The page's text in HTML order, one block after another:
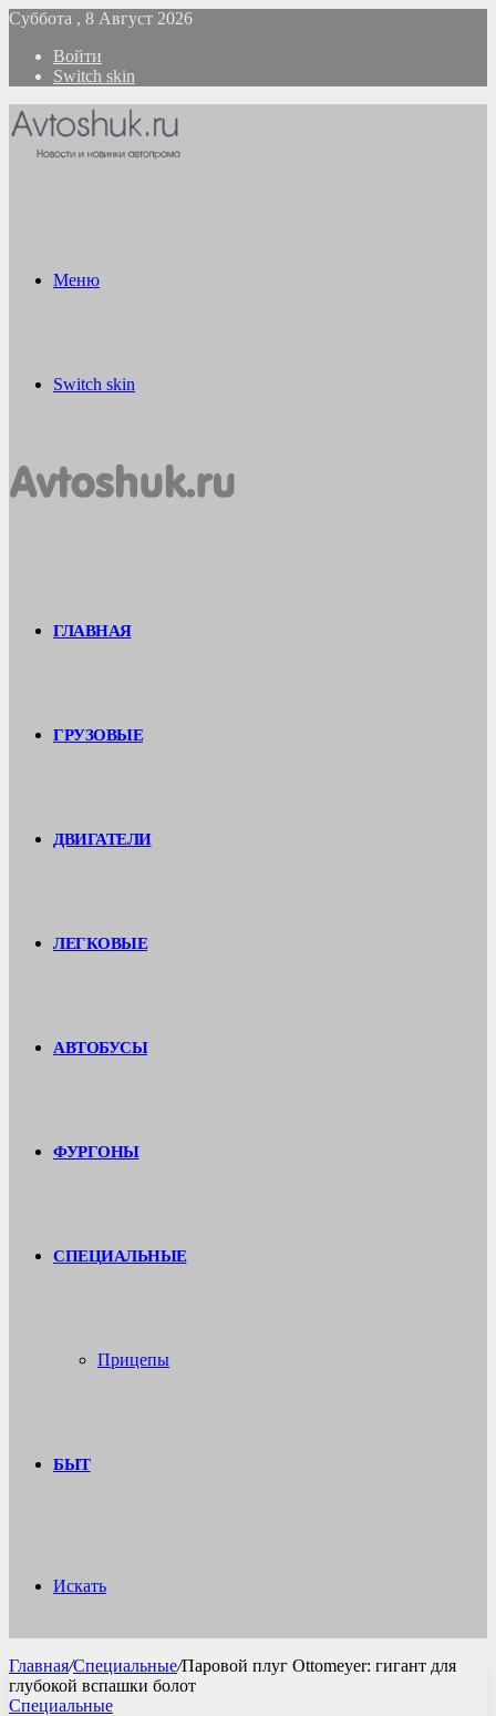
Суббота , 8 Август 2026
Войти
Switch skin
Меню
Switch skin
ГЛАВНАЯ
ГРУЗОВЫЕ
ДВИГАТЕЛИ
ЛЕГКОВЫЕ
АВТОБУСЫ
ФУРГОНЫ
СПЕЦИАЛЬНЫЕ
Прицепы
БЫТ
Искать
Главная/Специальные/Паровой плуг Ottomeyer: гигант для
глубокой вспашки болот
Специальные